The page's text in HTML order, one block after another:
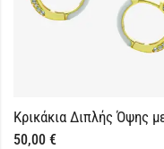
50,00 €